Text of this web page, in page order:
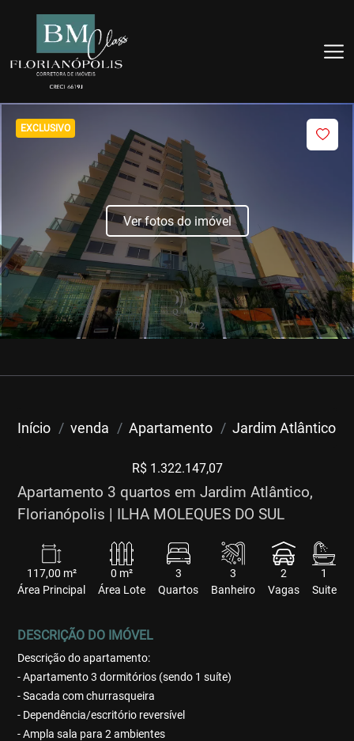
EXCLUSIVO
Ver fotos do imóvel
Início venda Apartamento Jardim Atlântico
R$ 1.322.147,07
Apartamento 3 quartos em Jardim Atlântico,
Florianópolis | ILHA MOLEQUES DO SUL
117,00 m²
Área Principal
0 m²
Área Lote
3
Quartos
3
Banheiro
2
Vagas
1
Suite
DESCRIÇÃO DO IMÓVEL
Descrição do apartamento:
- Apartamento 3 dormitórios (sendo 1 suíte)
- Sacada com churrasqueira
- Dependência/escritório reversível
- Ampla sala para 2 ambientes